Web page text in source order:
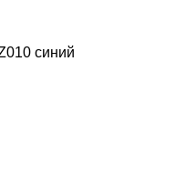
синий